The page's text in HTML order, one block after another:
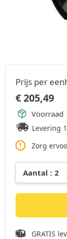
Prijs per
€205,49
Voorraad
Levering
Zorg
GRATIS